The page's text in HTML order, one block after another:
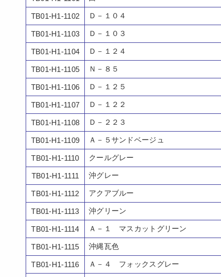
TB01-H1-1102 Ｄ－１０４
TB01-H1-1103 Ｄ－１０３
TB01-H1-1104 Ｄ－１２４
TB01-H1-1105 Ｎ－８５
TB01-H1-1106 Ｄ－１２５
TB01-H1-1107 Ｄ－１２２
TB01-H1-1108 Ｄ－２２３
TB01-H1-1109 Ａ－５サンドベージュ
TB01-H1-1110 クールグレー
TB01-H1-1111 沖グレー
TB01-H1-1112 アクアブルー
TB01-H1-1113 沖グリーン
TB01-H1-1114 Ａ－１ マスカットグリーン
TB01-H1-1115 沖縄瓦色
TB01-H1-1116 Ａ－４ フォックスグレー